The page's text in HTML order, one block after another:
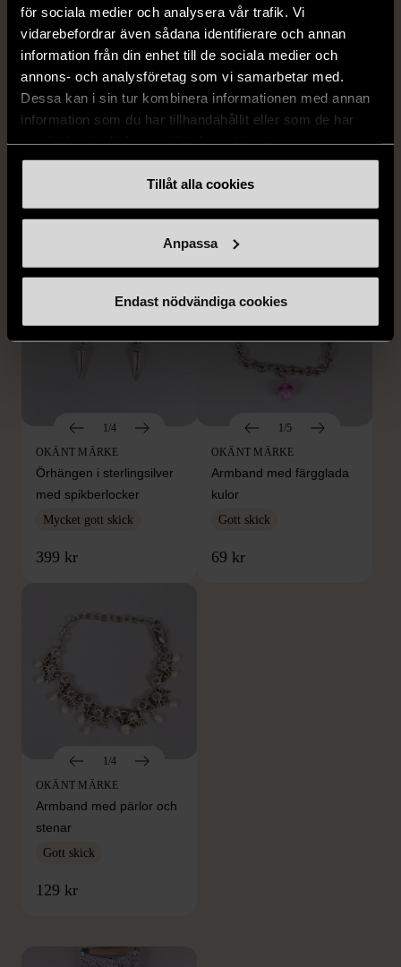
för sociala medier och analysera vår trafik. Vi
vidarebefordrar även sådana identifierare och annan
information från din enhet till de sociala medier och
annons- och analysföretag som vi samarbetar med.
Dessa kan i sin tur kombinera informationen med annan
information som du har tillhandahållit eller som de har
Tillåt alla cookies
Anpassa
Endast nödvändiga cookies
1/5
DOBBER
Dobber - Beige byxor
läderimitation
Nytt skick
179 kr
1/5
KUMKUM
KumKum Ring i
stenar
Gott skick
399 kr
1/4
OKÄNT MÄRKE
Örhängen i sterlingsilver
med spikberlocker
Mycket gott skick
399 kr
1/5
OKÄNT MÄRKE
Armband med färgglada
kulor
Gott skick
69 kr
1/4
OKÄNT MÄRKE
Armband med pärlor och
stenar
Gott skick
129 kr
FRÅN SAMMA VARUMÄRKE